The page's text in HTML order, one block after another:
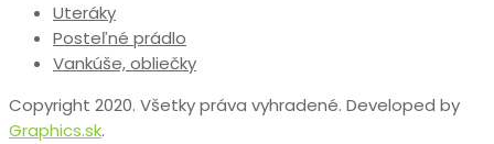
Uteráky
Posteľné prádlo
Vankúše, obliečky
Copyright 2020. Všetky práva vyhradené. Developed by
Graphics.sk.